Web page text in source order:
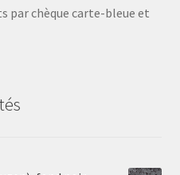
par chèque carte-bleue et